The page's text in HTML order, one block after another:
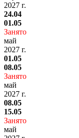
2027 г.
24.04
01.05
Занято
май
2027 г.
01.05
08.05
Занято
май
2027 г.
08.05
15.05
Занято
май